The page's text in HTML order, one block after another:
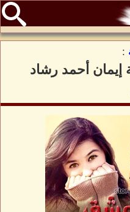
:
إيمان أحمد رشاد